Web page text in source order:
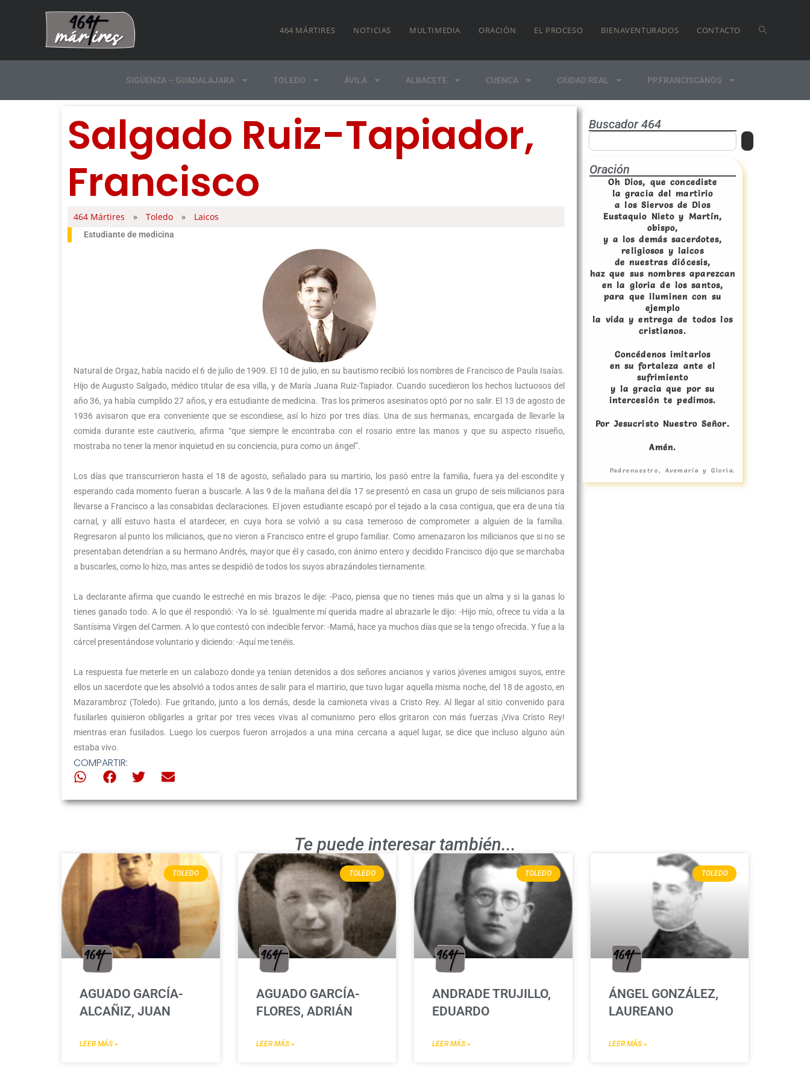
464 MÁRTIRES NOTICIAS MULTIMEDIA ORACIÓN EL PROCESO BIENAVENTURADOS CONTACTO
SIGÜENZA – GUADALAJARA TOLEDO ÁVILA ALBACETE CUENCA CIUDAD REAL PP.FRANCISCANOS
Salgado Ruiz-Tapiador,
Francisco
464 Mártires » Toledo » Laicos
Estudiante de medicina
Natural de Orgaz, había nacido el 6 de julio de 1909. El 10 de julio, en su bautismo recibió los nombres de Francisco de Paula Isaías.
Hijo de Augusto Salgado, médico titular de esa villa, y de María Juana Ruiz-Tapiador. Cuando sucedieron los hechos luctuosos del
año 36, ya había cumplido 27 años, y era estudiante de medicina. Tras los primeros asesinatos optó por no salir. El 13 de agosto de
1936 avisaron que era conveniente que se escondiese, así lo hizo por tres días. Una de sus hermanas, encargada de llevarle la
comida durante este cautiverio, afirma “que siempre le encontraba con el rosario entre las manos y que su aspecto risueño,
mostraba no tener la menor inquietud en su conciencia, pura como un ángel”.
Los días que transcurrieron hasta el 18 de agosto, señalado para su martirio, los pasó entre la familia, fuera ya del escondite y
esperando cada momento fueran a buscarle. A las 9 de la mañana del día 17 se presentó en casa un grupo de seis milicianos para
llevarse a Francisco a las consabidas declaraciones. El joven estudiante escapó por el tejado a la casa contigua, que era de una tía
carnal, y allí estuvo hasta el atardecer, en cuya hora se volvió a su casa temeroso de comprometer a alguien de la familia.
Regresaron al punto los milicianos, que no vieron a Francisco entre el grupo familiar. Como amenazaron los milicianos que si no se
presentaban detendrían a su hermano Andrés, mayor que él y casado, con ánimo entero y decidido Francisco dijo que se marchaba
a buscarles, como lo hizo, mas antes se despidió de todos los suyos abrazándoles tiernamente.
La declarante afirma que cuando le estreché en mis brazos le dije: -Paco, piensa que no tienes más que un alma y si la ganas lo
tienes ganado todo. A lo que él respondió: -Ya lo sé. Igualmente mí querida madre al abrazarle le dijo: -Hijo mío, ofrece tu vida a la
Santísima Virgen del Carmen. A lo que contestó con indecible fervor: -Mamá, hace ya muchos días que se la tengo ofrecida. Y fue a la
cárcel presentándose voluntario y diciendo: -Aquí me tenéis.
La respuesta fue meterle en un calabozo donde ya tenían detenidos a dos señores ancianos y varios jóvenes amigos suyos, entre
ellos un sacerdote que les absolvió a todos antes de salir para el martirio, que tuvo lugar aquella misma noche, del 18 de agosto, en
Mazarambroz (Toledo). Fue gritando, junto a los demás, desde la camioneta vivas a Cristo Rey. Al llegar al sitio convenido para
fusilarles quisieron obligarles a gritar por tres veces vivas al comunismo pero ellos gritaron con más fuerzas ¡Viva Cristo Rey!
mientras eran fusilados. Luego los cuerpos fueron arrojados a una mina cercana a aquel lugar, se dice que incluso alguno aún
estaba vivo.
COMPARTIR:
Buscador 464
Oración
Oh Dios, que concediste
la gracia del martirio
a los Siervos de Dios
Eustaquio Nieto y Martín,
obispo,
y a los demás sacerdotes,
religiosos y laicos
de nuestras diócesis,
haz que sus nombres aparezcan
en la gloria de los santos,
para que iluminen con su
ejemplo
la vida y entrega de todos los
cristianos.
Concédenos imitarlos
en su fortaleza ante el
sufrimiento
y la gracia que por su
intercesión te pedimos.
Por Jesucristo Nuestro Señor.
Amén.
Padrenuestro, Avemaría y Gloria.
Te puede interesar también...
TOLEDO
AGUADO GARCÍA-
ALCAÑIZ, JUAN
LEER MÁS »
TOLEDO
AGUADO GARCÍA-
FLORES, ADRIÁN
LEER MÁS »
TOLEDO
ANDRADE TRUJILLO,
EDUARDO
LEER MÁS »
TOLEDO
ÁNGEL GONZÁLEZ,
LAUREANO
LEER MÁS »